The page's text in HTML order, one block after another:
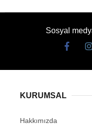
Sosyal
KURUMSAL
Hakkımızda